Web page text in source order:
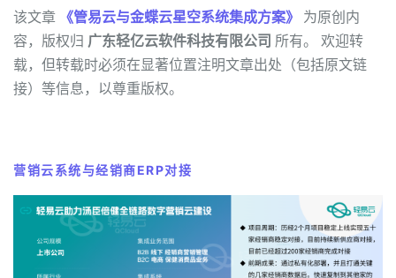
该文章 《管易云与金蝶云星空系统集成方案》 为原创内
容，版权归 广东轻亿云软件科技有限公司 所有。 欢迎转
载，但转载时必须在显著位置注明文章出处（包括原文链
接）等信息，以尊重版权。
营销云系统与经销商ERP对接